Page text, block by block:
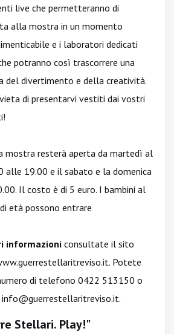
live che permetteranno di
alla mostra in un momento
e i laboratori dedicati
potranno così trascorrere una
del divertimento e della creatività.
di presentarvi vestiti dai vostri
mostra resterà aperta da martedì al
alle 19.00 e il sabato e la domenica
Il costo è di 5 euro. I bambini al
età possono entrare
informazioniconsultate il sito
. Potete
di telefono 0422 513150 o
info@guerrestellaritreviso.it.
Stellari. Play!"